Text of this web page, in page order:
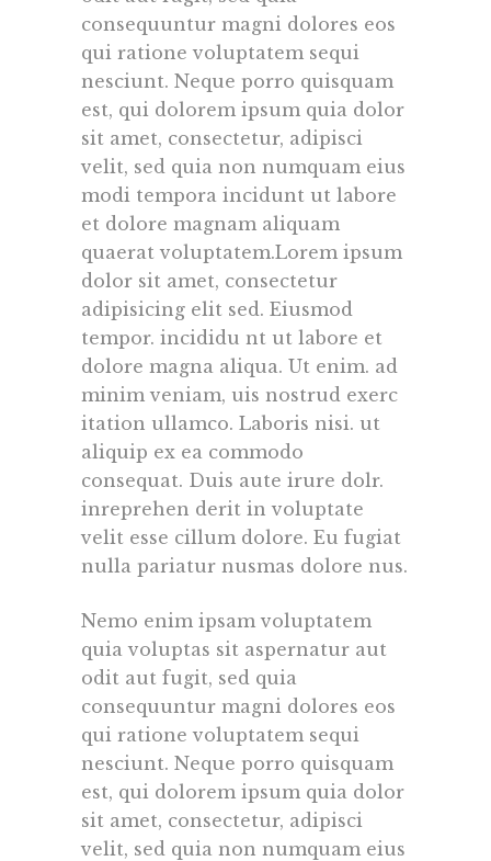
consequuntur magni dolores eos
qui ratione voluptatem sequi
nesciunt. Neque porro quisquam
est, qui dolorem ipsum quia dolor
sit amet, consectetur, adipisci
velit, sed quia non numquam eius
modi tempora incidunt ut labore
et dolore magnam aliquam
quaerat voluptatem.Lorem ipsum
dolor sit amet, consectetur
adipisicing elit sed. Eiusmod
tempor. incididu nt ut labore et
dolore magna aliqua. Ut enim. ad
minim veniam, uis nostrud exerc
itation ullamco. Laboris nisi. ut
aliquip ex ea commodo
consequat. Duis aute irure dolr.
inreprehen derit in voluptate
velit esse cillum dolore. Eu fugiat
nulla pariatur nusmas dolore nus.
Nemo enim ipsam voluptatem
quia voluptas sit aspernatur aut
odit aut fugit, sed quia
consequuntur magni dolores eos
qui ratione voluptatem sequi
nesciunt. Neque porro quisquam
est, qui dolorem ipsum quia dolor
sit amet, consectetur, adipisci
velit, sed quia non numquam eius